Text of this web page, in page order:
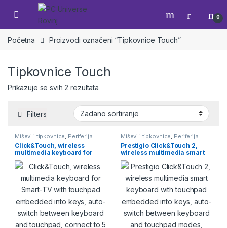
Skip to navigation
Skip to content
Open 0
Početna Proizvodi označeni “Tipkovnice Touch”
Tipkovnice Touch
Prikazuje se svih 2 rezultata
Filters
Miševi i tipkovnice, Periferija
Click&Touch, wireless
multimedia keyboard for
Smart-TV with touchpad
embedded into keys, auto-
switch between keyboard
and touchpad, connect to 5
devices via Bluetooth, USB
dongle and Type-C, LED
status indicators, built-in
battery, space grey color
Miševi i tipkovnice, Periferija
Prestigio Click&Touch 2,
wireless multimedia smart
keyboard with touchpad
embedded into keys, auto-
switch between keyboard
and touchpad modes, touch
multimedia sliders, left and
right physical “mouse”
buttons, connects up to 5
devices via Bluetooth and
Type-C, Clevetura App. KB
layout: ENG, color: space